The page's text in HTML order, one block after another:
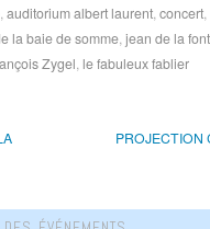
,auditorium albert laurent,concert,
la baie de somme,jean de la
Zygel, le fabuleux fablier
PROJECTION